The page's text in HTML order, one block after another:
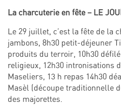
La charcuterie en fête – LE
Le 29 juillet, c’est la fête de la
jambons, 8h30 petit-déjeuner
produits du terroir, 10h30
religieux, 12h30 intronisations
Maseliers, 13 h repas 14h30
Masèl (découpe traditionnelle
des majorettes.